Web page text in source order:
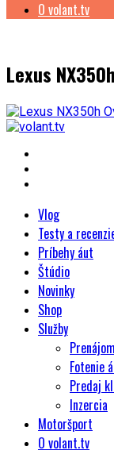
O volant.tv
Lexus
Vlog
Testy a
Príbehy áut
Štúdio
Novinky
Shop
Služby
Fotenie
Predaj
Inzercia
Motoršport
O volant.tv